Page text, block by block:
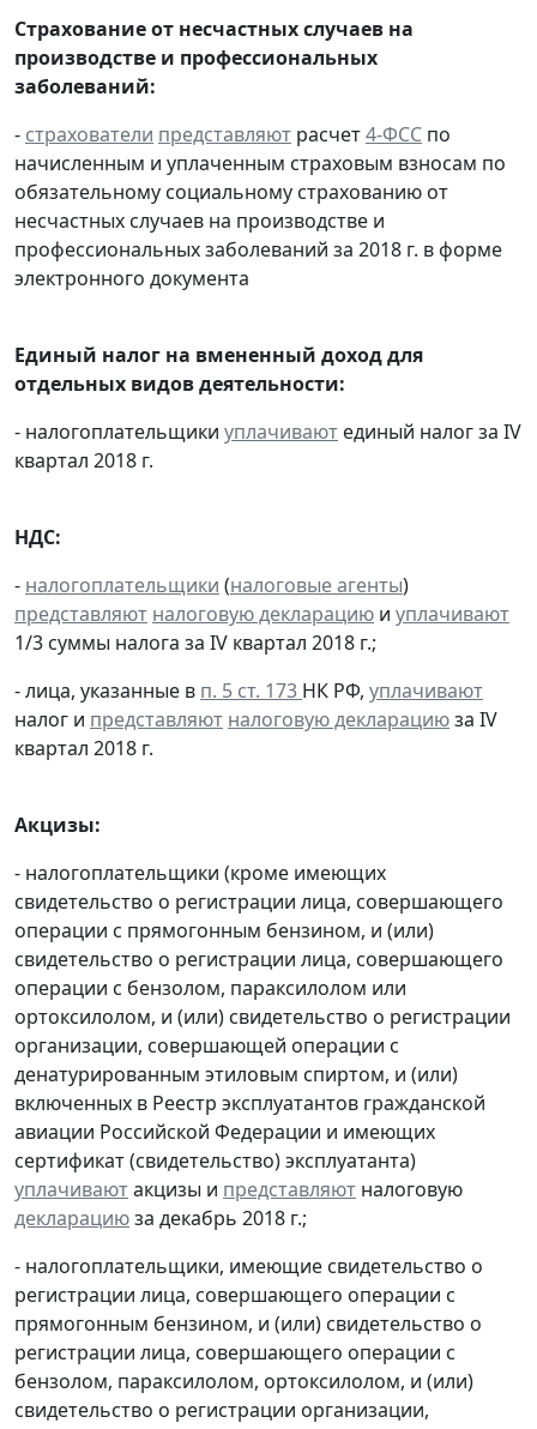
Страхование от несчастных случаев на
производстве и профессиональных
заболеваний:
- страхователи представляют расчет4-ФСС по
начисленным и уплаченным страховым взносам по
обязательному социальному страхованию от
несчастных случаев на производстве и
профессиональных заболеваний за 2018 г. в форме
электронного документа
Единый налог на вмененный доход для
отдельных видов деятельности:
- налогоплательщики уплачивают единый налог за IV
квартал 2018 г.
НДС:
- налогоплательщики (налоговые агенты)
представляют налоговую декларацию и уплачивают
1/3 суммы налога за IV квартал 2018 г.;
- лица, указанные в п. 5 ст. 173 НК РФ, уплачивают
налог и представляют налоговую декларациюза IV
квартал 2018 г.
Акцизы:
- налогоплательщики (кроме имеющих
свидетельство о регистрации лица, совершающего
операции с прямогонным бензином, и (или)
свидетельство о регистрации лица, совершающего
операции с бензолом, параксилолом или
ортоксилолом, и (или) свидетельство о регистрации
организации, совершающей операции с
денатурированным этиловым спиртом, и (или)
включенных в Реестр эксплуатантов гражданской
авиации Российской Федерации и имеющих
сертификат (свидетельство) эксплуатанта)
уплачиваютакцизы и представляют налоговую
декларациюза декабрь 2018 г.;
- налогоплательщики, имеющие свидетельство о
регистрации лица, совершающего операции с
прямогонным бензином, и (или) свидетельство о
регистрации лица, совершающего операции с
бензолом, параксилолом, ортоксилолом, и (или)
свидетельство о регистрации организации,